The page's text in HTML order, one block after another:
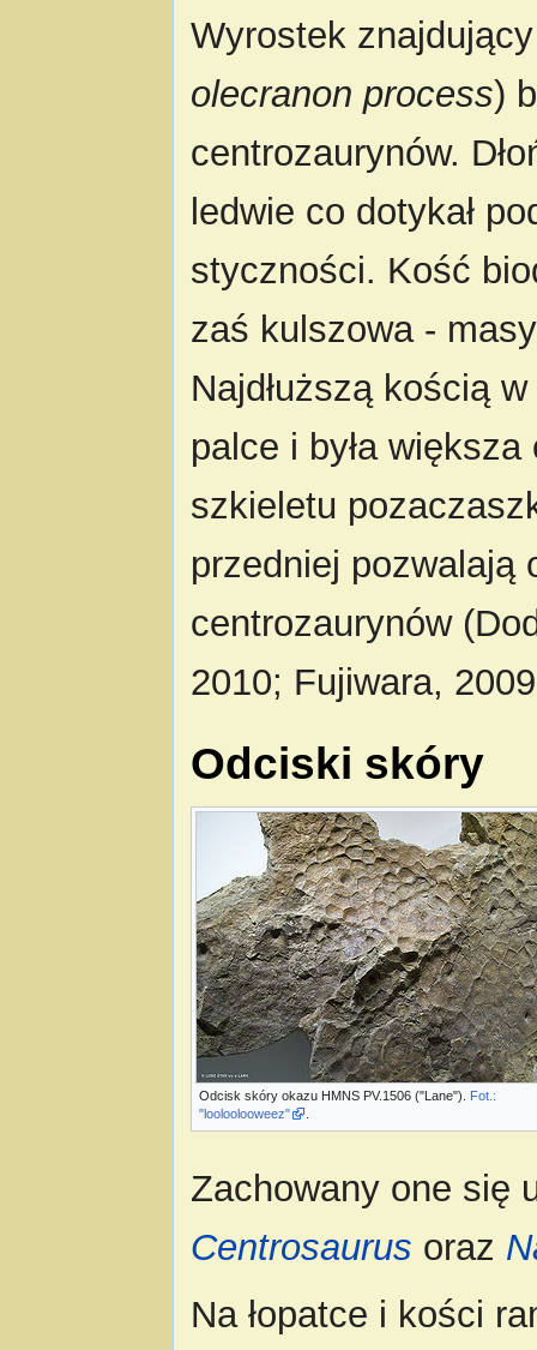
Wyrostek
olecranon process)
centrozaurynów.
ledwie co dotykał
styczności. Kość
zaś kulszowa -
Najdłuższą kością
palce i była
szkieletu
przedniej pozwalają
centrozaurynów
2010; Fujiwara,
Odciski skóry
Odcisk skóry okazu HMNS PV.1506 ("Lane").
Fot.:
"looloolooweez"
Zachowany one się
Centrosaurus oraz
Na łopatce i kości